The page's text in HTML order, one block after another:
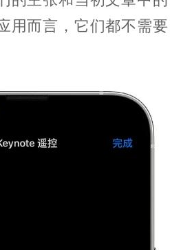
用而言，它们都不需要